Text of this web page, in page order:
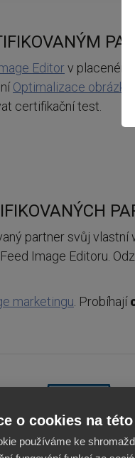
Editorv placeném
Optimalizace
certifikační test.
partner svůj
Image Editoru.
marketingu. Probíhají
o cookies na
používáme ke